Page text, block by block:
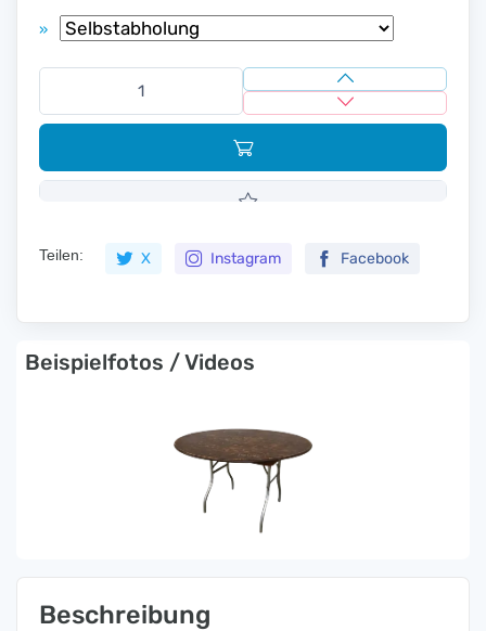
»
Teilen: X Instagram Facebook
Beispielfotos / Videos
Beschreibung